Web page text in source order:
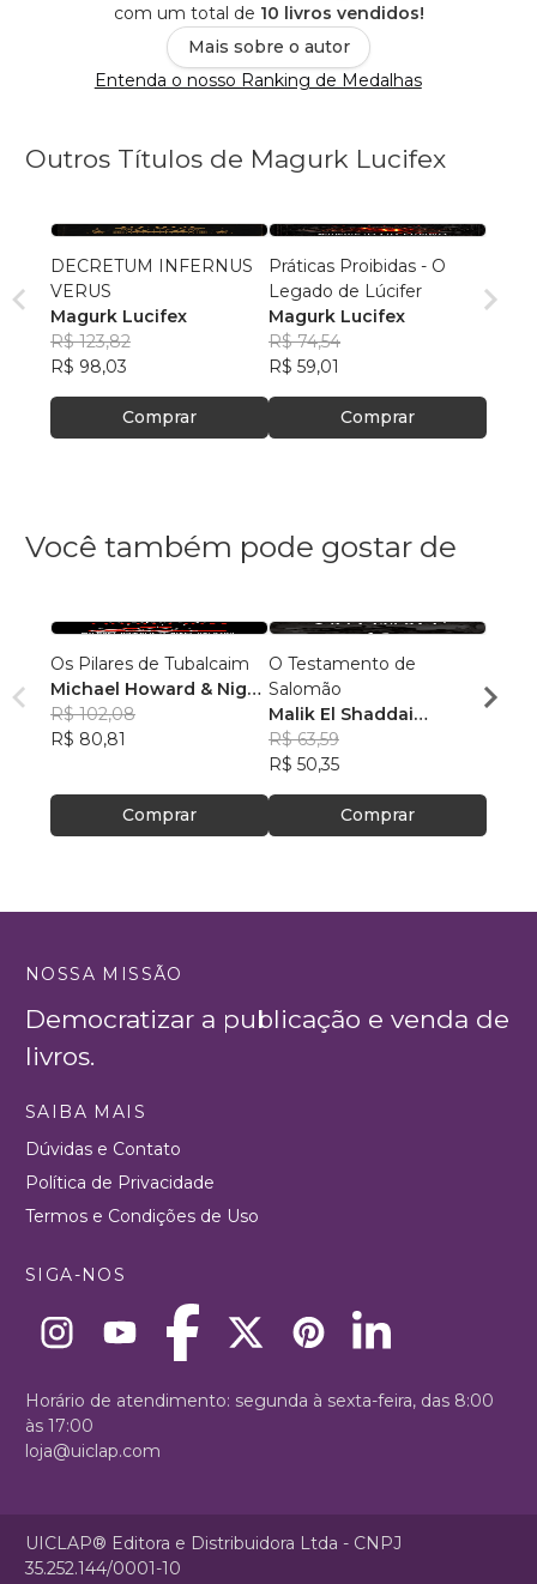
com um total de 10 livros vendidos!
Mais sobre o autor
Entenda o nosso Ranking de Medalhas
Outros Títulos de Magurk Lucifex
DECRETUM INFERNUS
VERUS
Magurk Lucifex
R$ 123,82
R$ 98,03
Comprar
Práticas Proibidas - O
Legado de Lúcifer
Magurk Lucifex
R$ 74,54
R$ 59,01
Comprar
Você também pode gostar de
Os Pilares de Tubalcaim
Michael Howard & Nigel
Jackson
R$ 102,08
R$ 80,81
Comprar
O Testamento de
Salomão
Malik El Shaddai
Editorial
R$ 63,59
R$ 50,35
Comprar
NOSSA MISSÃO
Democratizar a publicação e venda de
livros.
SAIBA MAIS
Dúvidas e Contato
Política de Privacidade
Termos e Condições de Uso
SIGA-NOS
Horário de atendimento: segunda à sexta-feira, das 8:00
às 17:00
loja@uiclap.com
UICLAP® Editora e Distribuidora Ltda - CNPJ
35.252.144/0001-10